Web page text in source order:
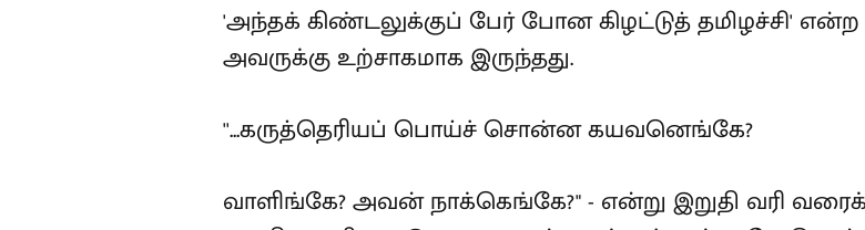
'அந்தக் கிண்டலுக்குப் பேர் போன கிழட்டுத் தமிழச்சி'
அவருக்கு உற்சாகமாக இருந்தது.
''...கருத்தெரியப் பொய்ச் சொன்ன கயவனெங்கே?
வாளிங்கே? அவன் நாக்கெங்கே?" - என்று இறுதி வரி